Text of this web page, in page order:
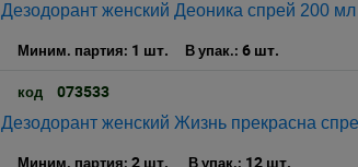
Дезодорант женский Деоника спрей 200 мл
Миним. партия: 1 шт. В упак.: 6 шт.
код 073533
Дезодорант женский Жизнь прекрасна
Миним. партия: 2 шт. В упак.: 12 шт.